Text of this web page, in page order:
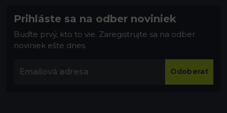
Prihláste sa na odber noviniek
Buďte prvý, kto to vie. Zaregistrujte sa na odber
noviniek ešte dnes
Odoberať